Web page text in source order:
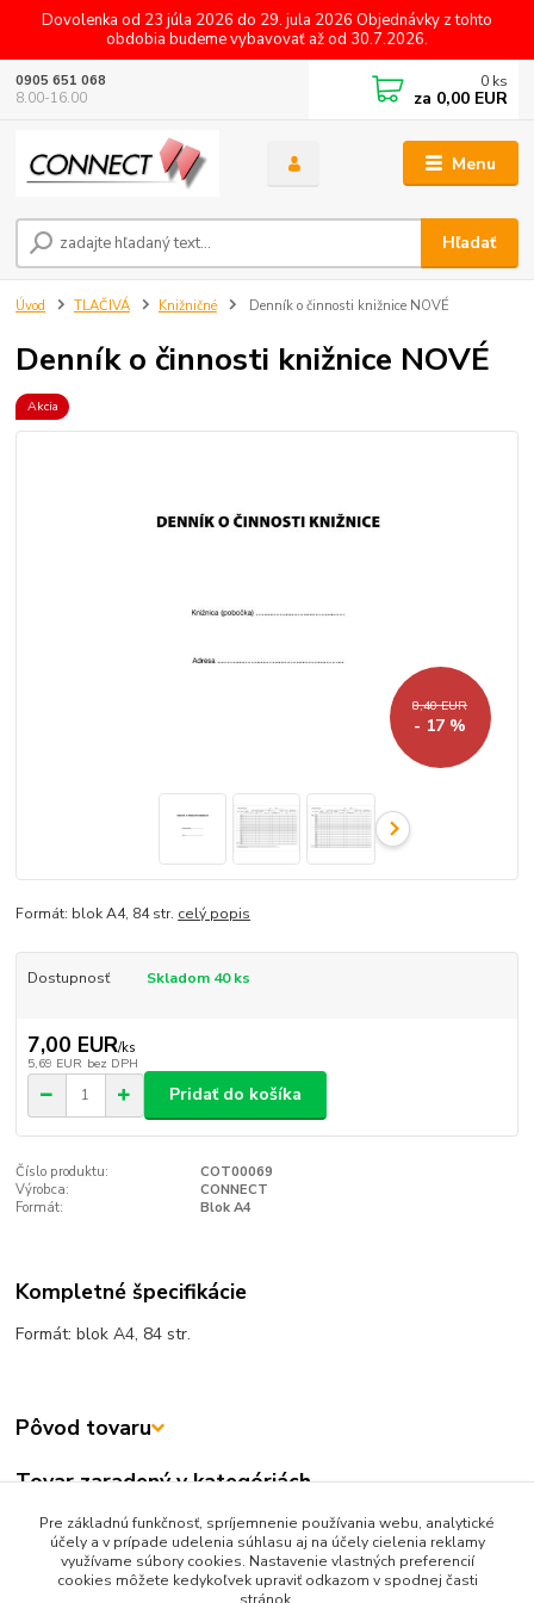
Dovolenka od 23 júla 2026 do 29. jula 2026 Objednávky z tohto
obdobia budeme vybavovať až od 30.7.2026.
Menu
Hľadať
0905 651 068
8.00-16.00
0 ks
za 0,00 EUR
Úvod TLAČIVÁ Knižničné Denník o činnosti knižnice NOVÉ
Denník o činnosti knižnice NOVÉ
Akcia
8,40 EUR
- 17 %
Formát: blok A4, 84 str. celý popis
Dostupnosť Skladom 40 ks
7,00 EUR/ks
5,69 EUR bez DPH
Pridať do košíka
Číslo produktu:
COT00069
Výrobca:
CONNECT
Formát:
Blok A4
Kompletné špecifikácie
Formát: blok A4, 84 str.
Pôvod tovaru
Tovar zaradený v kategóriách
TLAČIVÁ
Knižničné
Pre základnú funkčnosť, spríjemnenie používania webu, analytické
účely a v prípade udelenia súhlasu aj na účely cielenia reklamy
využívame súbory cookies. Nastavenie vlastných preferencií
cookies môžete kedykoľvek upraviť odkazom v spodnej časti